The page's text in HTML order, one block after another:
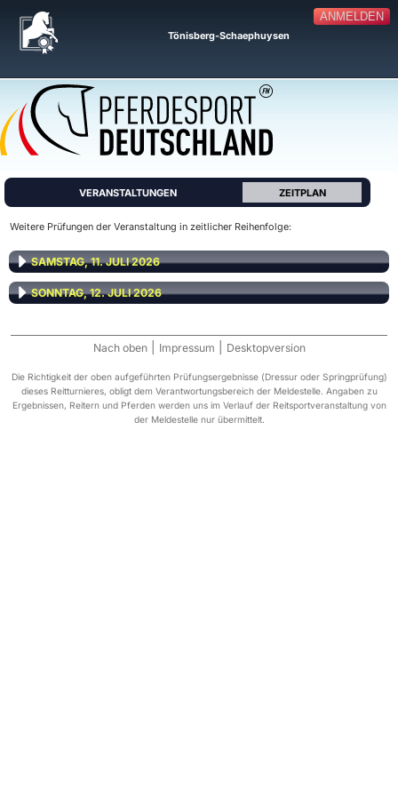
ANMELDEN
Tönisberg-Schaephuysen
VERANSTALTUNGEN ZEITPLAN
Weitere Prüfungen der Veranstaltung in zeitlicher Reihenfolge:
SAMSTAG, 11. JULI 2026
SONNTAG, 12. JULI 2026
Nach oben Impressum Desktopversion
Die Richtigkeit der oben aufgeführten Prüfungsergebnisse (Dressur oder Springprüfung)
dieses Reitturnieres, obligt dem Verantwortungsbereich der Meldestelle. Angaben zu
Ergebnissen, Reitern und Pferden werden uns im Verlauf der Reitsportveranstaltung von
der Meldestelle nur übermittelt.